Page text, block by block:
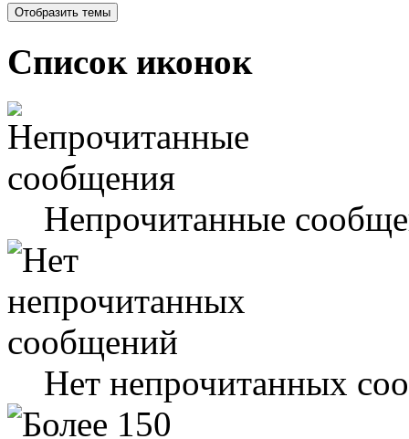
Список иконок
Непрочитанные
Нет непрочитанных